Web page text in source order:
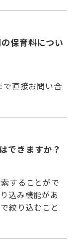
保育料につい
で直接お問い合
できますか？
することがで
込み機能があ
絞り込むこと